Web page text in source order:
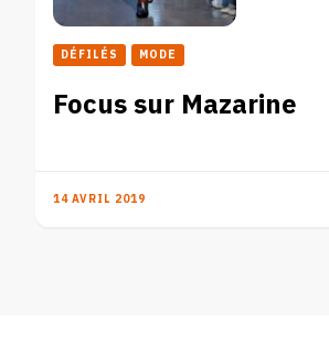
DÉFILÉS MODE
Focus sur Mazarine
14 AVRIL 2019